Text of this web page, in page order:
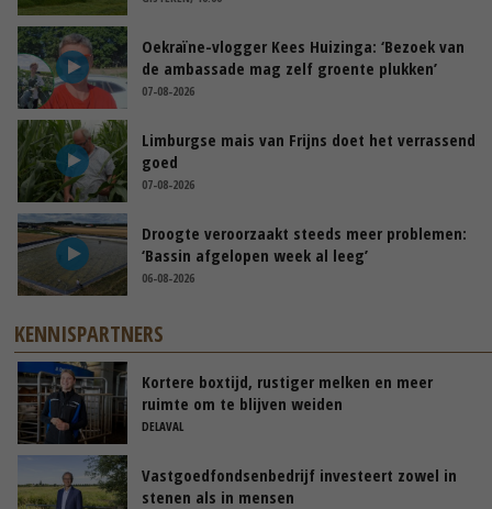
Oekraïne-vlogger Kees Huizinga: ‘Bezoek van
de ambassade mag zelf groente plukken’
07-08-2026
Limburgse mais van Frijns doet het verrassend
goed
07-08-2026
Droogte veroorzaakt steeds meer problemen:
‘Bassin afgelopen week al leeg’
06-08-2026
KENNISPARTNERS
Kortere boxtijd, rustiger melken en meer
ruimte om te blijven weiden
DELAVAL
Vastgoedfondsenbedrijf investeert zowel in
stenen als in mensen